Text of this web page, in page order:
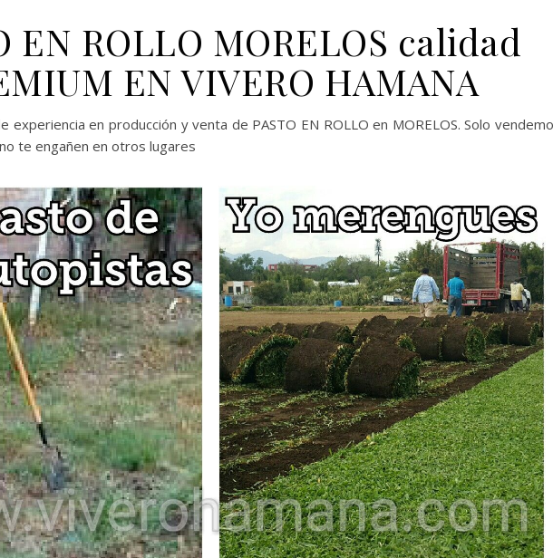
EN ROLLO MORELOS calidad
EN VIVERO HAMANA
experiencia en producción y venta de PASTO EN ROLLO en MORELOS. Solo
te engañen en otros lugares